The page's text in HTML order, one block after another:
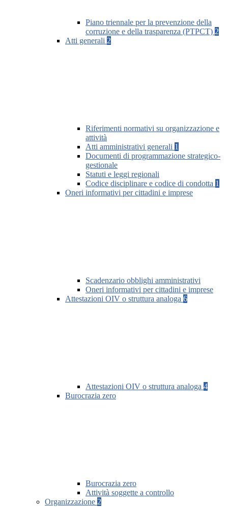
Piano triennale per la prevenzione della
corruzione e della trasparenza (PTPCT) 2
Atti generali 2
Riferimenti normativi su organizzazione e
attività
Atti amministrativi generali 1
Documenti di programmazione strategico-
gestionale
Statuti e leggi regionali
Codice disciplinare e codice di condotta 1
Oneri informativi per cittadini e imprese
Scadenzario obblighi amministrativi
Oneri informativi per cittadini e imprese
Attestazioni OIV o struttura analoga 6
Attestazioni OIV o struttura analoga 4
Burocrazia zero
Burocrazia zero
Attività soggette a controllo
Organizzazione 2